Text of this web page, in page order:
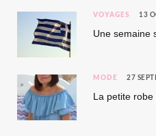
VOYAGES 13
Une semaine
MODE 27
La petite robe